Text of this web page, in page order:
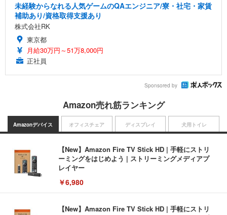
未経験からなれる人気ゲームのQAエンジニア/寮・社宅・家賃
補助あり/資格取得支援あり
株式会社RK
東京都
月給30万円～51万8,000円
正社員
Sponsored by
Amazon売れ筋ランキング
Amazonデバイス
【New】Amazon Fire TV Stick HD | 手軽にストリ
ーミングをはじめよう | ストリーミングメディアプ
レイヤー
￥6,980
【New】Amazon Fire TV Stick HD | 手軽にストリ
オフィスチェア ディスプレイ 犬用トイレ